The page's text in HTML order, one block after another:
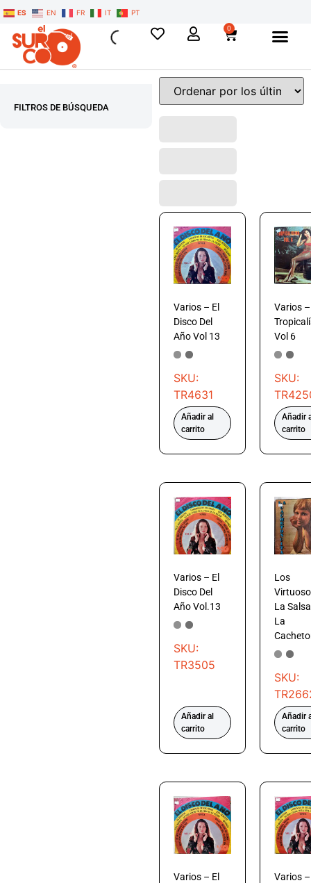
ES EN FR IT PT
0
FILTROS DE BÚSQUEDA
Varios – El
Disco Del
Año Vol 13
SKU:
TR4631
Añadir al
carrito
Varios –
Vol 6
SKU:
Añadir
carrito
Varios – El
Disco Del
Año Vol.13
SKU:
TR3505
Añadir al
carrito
Los
La
La
SKU:
Añadir
carrito
Varios – El
Varios –